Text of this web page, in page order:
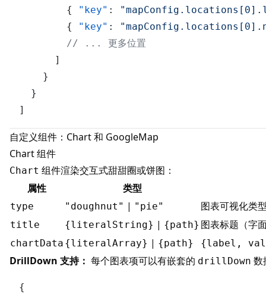
{
"key" :
{
"key" :
// ... 更多位置
]
}
}
]
自定义组件：Chart 和 GoogleMap
Chart 组件
Chart 组件渲染交互式甜甜圈或饼图：
属性
类型
type "doughnut" | "pie" 图表可视化类
title {literalString} | {path} 图表标题（字
chartData {literalArray} | {path} {label,
DrillDown 支持： 每个图表项可以有嵌套的 drillDown 数
{